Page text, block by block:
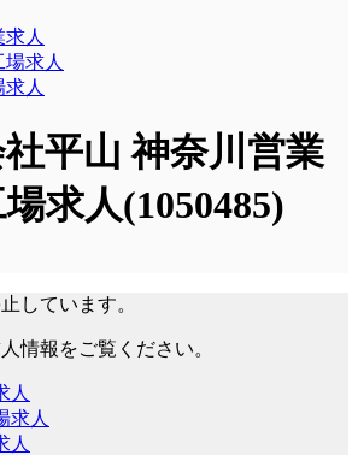
人
求人
人
平山 神奈川営業
求人(1050485)
しています。
情報をご覧ください。
人
求人
人